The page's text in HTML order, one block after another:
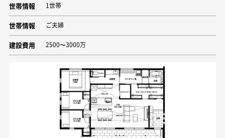
世帯情報 1世帯
世帯情報 ご夫婦
建設費用 2500〜3000万